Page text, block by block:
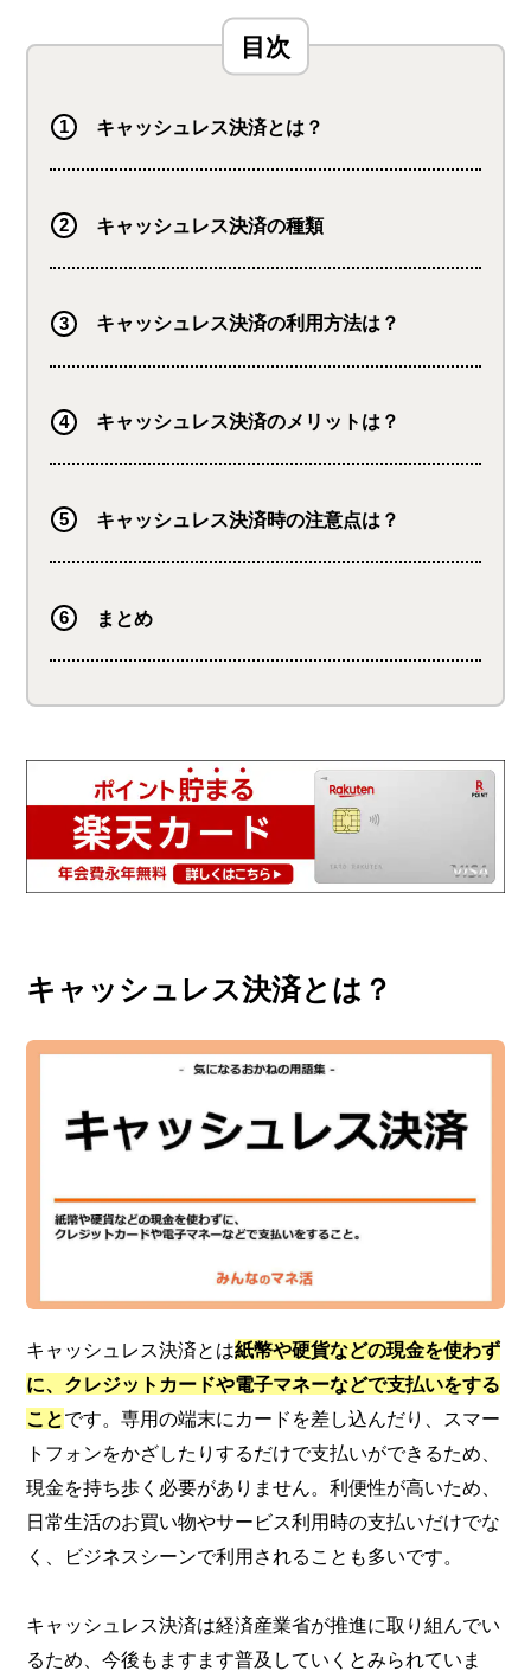
キャッシュレス決済とは？
キャッシュレス決済の種類
キャッシュレス決済の利用方法は？
キャッシュレス決済のメリットは？
キャッシュレス決済時の注意点は？
まとめ
キャッシュレス決済とは？
キャッシュレス決済とは紙幣や硬貨などの現金を使わず
に、クレジットカードや電子マネーなどで支払いをする
ことです。専用の端末にカードを差し込んだり、スマー
トフォンをかざしたりするだけで支払いができるため、
現金を持ち歩く必要がありません。利便性が高いため、
日常生活のお買い物やサービス利用時の支払いだけでな
く、ビジネスシーンで利用されることも多いです。
キャッシュレス決済は経済産業省が推進に取り組んでい
るため、今後もますます普及していくとみられていま